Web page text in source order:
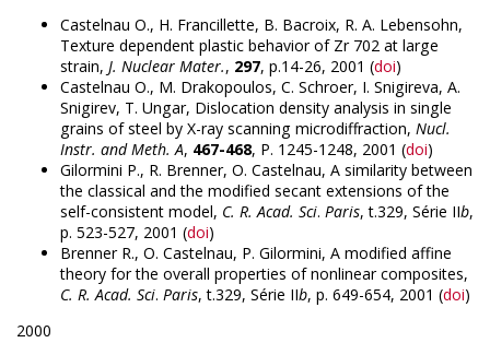
Castelnau O., H. Francillette, B. Bacroix, R. A. Lebensohn,
Texture dependent plastic behavior of Zr 702 at large
strain, J. Nuclear Mater., 297, p.14-26, 2001 (doi)
Castelnau O., M. Drakopoulos, C. Schroer, I. Snigireva, A.
Snigirev, T. Ungar, Dislocation density analysis in single
grains of steel by X-ray scanning microdiffraction, Nucl.
Instr. and Meth. A, 467-468, P. 1245-1248, 2001 (doi)
Gilormini P., R. Brenner, O. Castelnau, A similarity between
the classical and the modified secant extensions of the
self-consistent model, C. R. Acad. Sci. Paris, t.329, Série IIb,
p. 523-527, 2001 (doi)
Brenner R., O. Castelnau, P. Gilormini, A modified affine
theory for the overall properties of nonlinear composites,
C. R. Acad. Sci. Paris, t.329, Série IIb, p. 649-654, 2001 (doi)
2000